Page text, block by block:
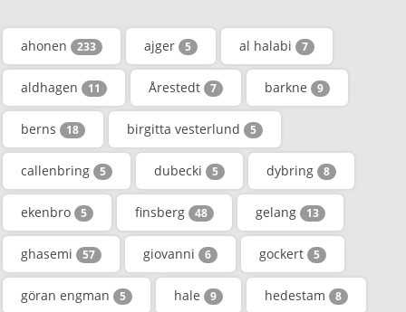
ahonen 233 ajger 5 al halabi 7
aldhagen 11 Årestedt 7 barkne 9
berns 18 birgitta vesterlund 5
callenbring 5 dubecki 5 dybring 8
ekenbro 5 finsberg 48 gelang 13
ghasemi 57 giovanni 6 gockert 5
göran engman 5 hale 9 hedestam 8